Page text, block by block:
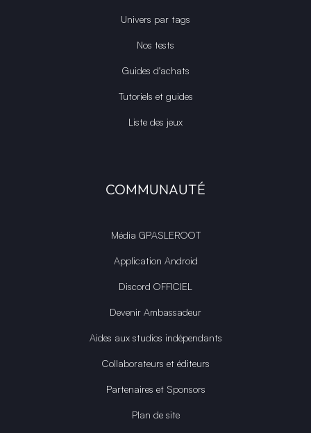
Univers par tags
Nos tests
Guides d'achats
Tutoriels et guides
Liste des jeux
COMMUNAUTÉ
Média GPASLEROOT
Application Android
Discord OFFICIEL
Devenir Ambassadeur
Aides aux studios indépendants
Collaborateurs et éditeurs
Partenaires et Sponsors
Plan de site